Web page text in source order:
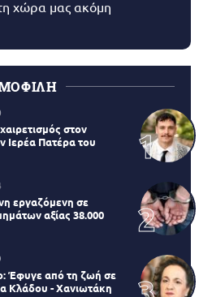
χώρα μας ακόμη
στον
Ιερέα Πατέρα του
εργαζόμενη σε
αξίας 38.000
Έφυγε από τη ζωή σε
Κλάδου - Χανιωτάκη